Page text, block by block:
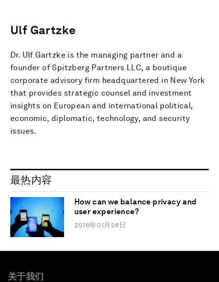
Ulf Gartzke
Dr. Ulf Gartzke is the managing partner and a
founder of Spitzberg Partners LLC, a boutique
corporate advisory firm headquartered in New York
that provides strategic counsel and investment
insights on European and international political,
economic, diplomatic, technology, and security
issues.
最热内容
How can we balance privacy and
user experience?
2016年01月28日
关于我们